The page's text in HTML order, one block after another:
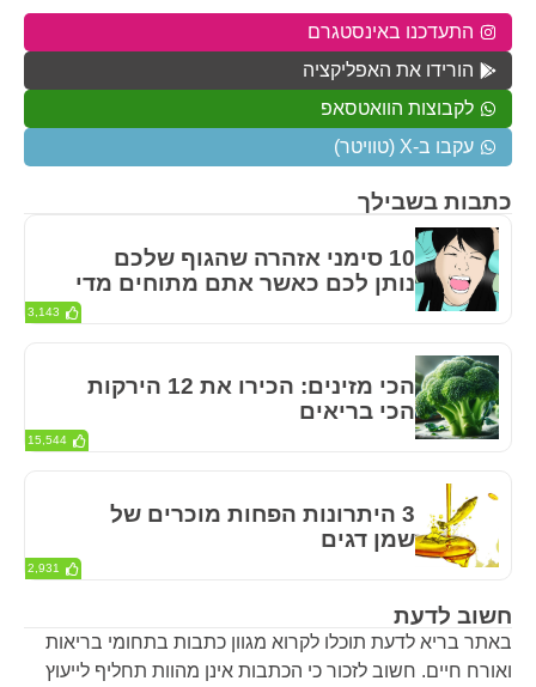
חשוב לדעת
באתר בריא לדעת תוכלו לקרוא מגוון כתבות בתחומי בריאות
ואורח חיים. חשוב לזכור כי הכתבות אינן מהוות תחליף לייעוץ
כתבות בשבילך
10 סימני אזהרה שהגוף שלכם
נותן לכם כאשר אתם מתוחים מדי
3,143
הכי מזינים: הכירו את 12 הירקות
הכי בריאים
15,544
3 היתרונות הפחות מוכרים של
שמן דגים
2,931
התעדכנו באינסטגרם
הורידו את האפליקציה
לקבוצות הוואטסאפ
עקבו ב-X (טוויטר)